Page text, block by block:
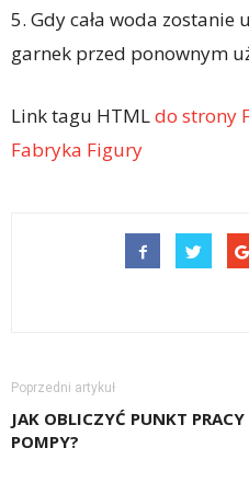
5. Gdy cała woda zostanie
garnek przed ponownym
Link tagu HTMLdo strony
Fabryka Figury
Poprzedni artykuł
JAK OBLICZYĆ PUNKT PRACY
POMPY?